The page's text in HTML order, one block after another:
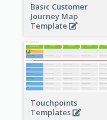
Basic Customer
Journey Map
Template
Touchpoints
Templates